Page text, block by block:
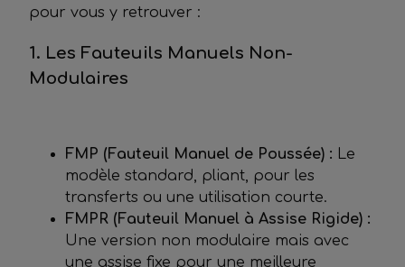
pour vous y retrouver :
1. Les Fauteuils Manuels Non-
Modulaires
FMP (Fauteuil Manuel de Poussée) : Le
modèle standard, pliant, pour les
transferts ou une utilisation courte.
FMPR (Fauteuil Manuel à Assise Rigide) :
Une version non modulaire mais avec
une assise fixe pour une meilleure